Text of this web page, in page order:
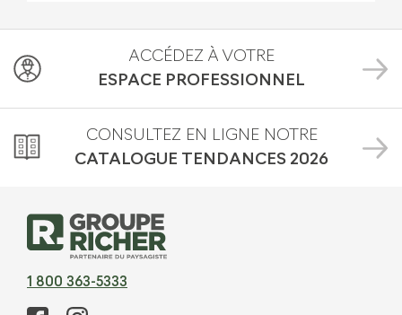
ACCÉDEZ À VOTRE
ESPACE PROFESSIONNEL
CONSULTEZ EN LIGNE NOTRE
CATALOGUE TENDANCES 2026
1 800 363-5333